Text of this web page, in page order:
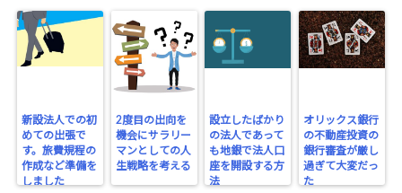
新設法人での初
めての出張で
す。旅費規程の
作成など準備を
しました
2度目の出向を
機会にサラリー
マンとしての人
生戦略を考える
設立したばかり
の法人であって
も地銀で法人口
座を開設する方
法
オリックス銀行
の不動産投資の
銀行審査が厳し
過ぎて大変だっ
た